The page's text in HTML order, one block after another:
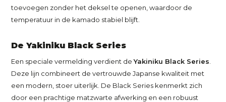
toevoegen zonder het deksel te openen, waardoor de
temperatuur in de kamado stabiel blijft.
De Yakiniku Black Series
Een speciale vermelding verdient deYakiniku Black Series
Deze lijn combineert de vertrouwde Japanse kwaliteit met
een modern, stoer uiterlijk. De Black Series kenmerkt zich
door een prachtige matzwarte afwerking en een robuust